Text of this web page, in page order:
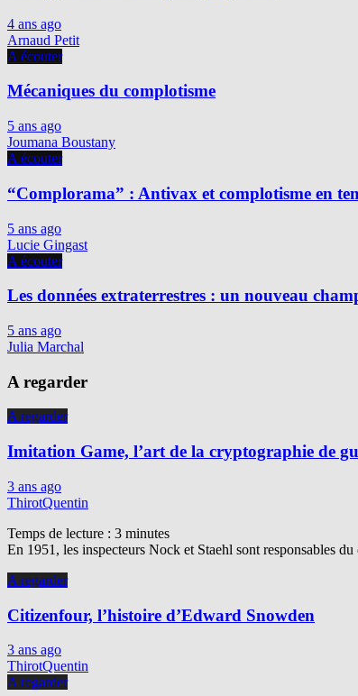
4 ans ago
Arnaud Petit
A écouter
Mécaniques du complotisme
5 ans ago
Joumana Boustany
A écouter
“Complorama” : Antivax et complotisme en
5 ans ago
Lucie Gingast
A écouter
Les données extraterrestres : un nouveau
5 ans ago
Julia Marchal
A regarder
A regarder
Imitation Game, l’art de la cryptographie de
3 ans ago
ThirotQuentin
Temps de lecture : 3 minutes
En 1951, les inspecteurs Nock et Staehl sont responsables
A regarder
Citizenfour, l’histoire d’Edward Snowden
3 ans ago
ThirotQuentin
A regarder